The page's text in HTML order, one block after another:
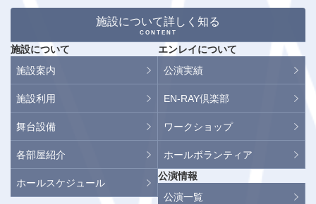
施設について詳しく知る
CONTENT
施設について
施設案内
施設利用
舞台設備
各部屋紹介
ホールスケジュール
エンレイについて
公演実績
EN-RAY倶楽部
ワークショップ
ホールボランティア
公演情報
公演一覧